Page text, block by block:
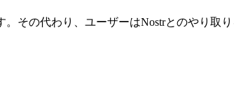
その代わり、ユーザーはNostrとのやり取